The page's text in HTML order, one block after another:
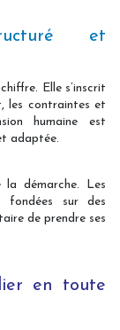
et
Elle s’inscrit
les contraintes et
humaine est
adaptée.
démarche. Les
fondées sur des
de prendre ses
en toute